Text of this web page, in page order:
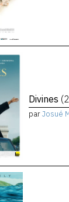
Divines
parJosué